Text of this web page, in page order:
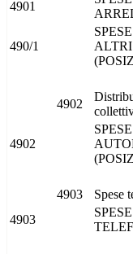
4901
490/1
4902
4902
4903 Spese
4903